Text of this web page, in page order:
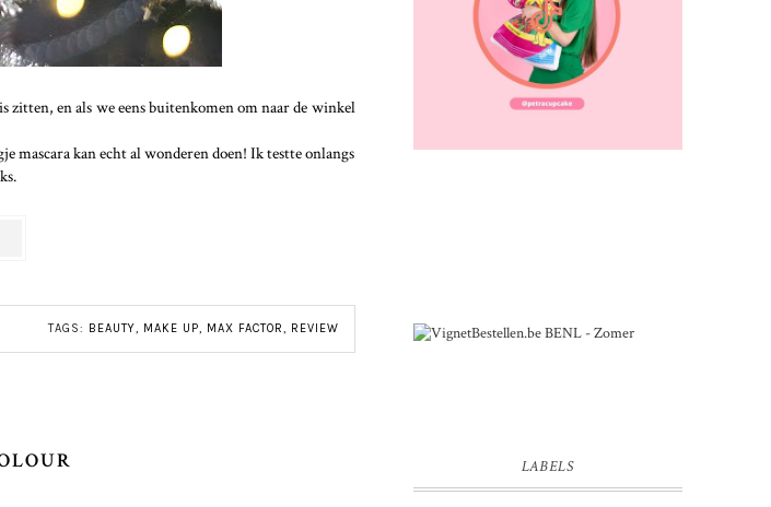
en als we eens buitenkomen om naar de winkel
mascara kan echt al wonderen doen! Ik testte onlangs
TAGS: BEAUTY, MAKE UP, MAX FACTOR, REVIEW
LABELS